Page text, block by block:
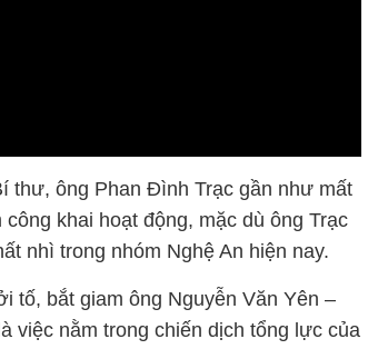
thư, ông Phan Đình Trạc gần như mất
khai hoạt động, mặc dù ông Trạc
nhì trong nhóm Nghệ An hiện nay.
tố, bắt giam ông Nguyễn Văn Yên –
việc nằm trong chiến dịch tổng lực của